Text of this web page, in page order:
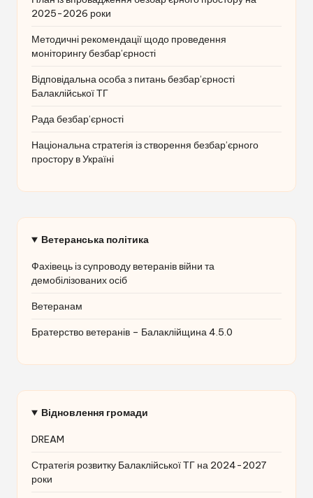
2025-2026 роки
Методичні рекомендації щодо проведення
моніторингу безбар’єрності
Відповідальна особа з питань безбар’єрності
Балаклійської ТГ
Рада безбар’єрності
Національна стратегія із створення безбар’єрного
простору в Україні
Ветеранська політика
Фахівець із супроводу ветеранів війни та
демобілізованих осіб
Ветеранам
Братерство ветеранів – Балаклійщина 4.5.0
Відновлення громади
DREAM
Стратегія розвитку Балаклійської ТГ на 2024-2027
роки